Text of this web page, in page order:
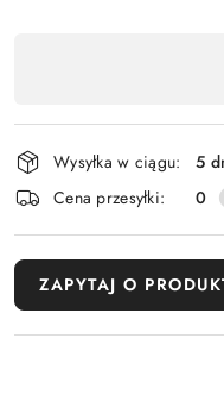
płatność
i
dostawa
Wysyłka w ciągu:
5
Cena przesyłki:
0
ZAPYTAJ O